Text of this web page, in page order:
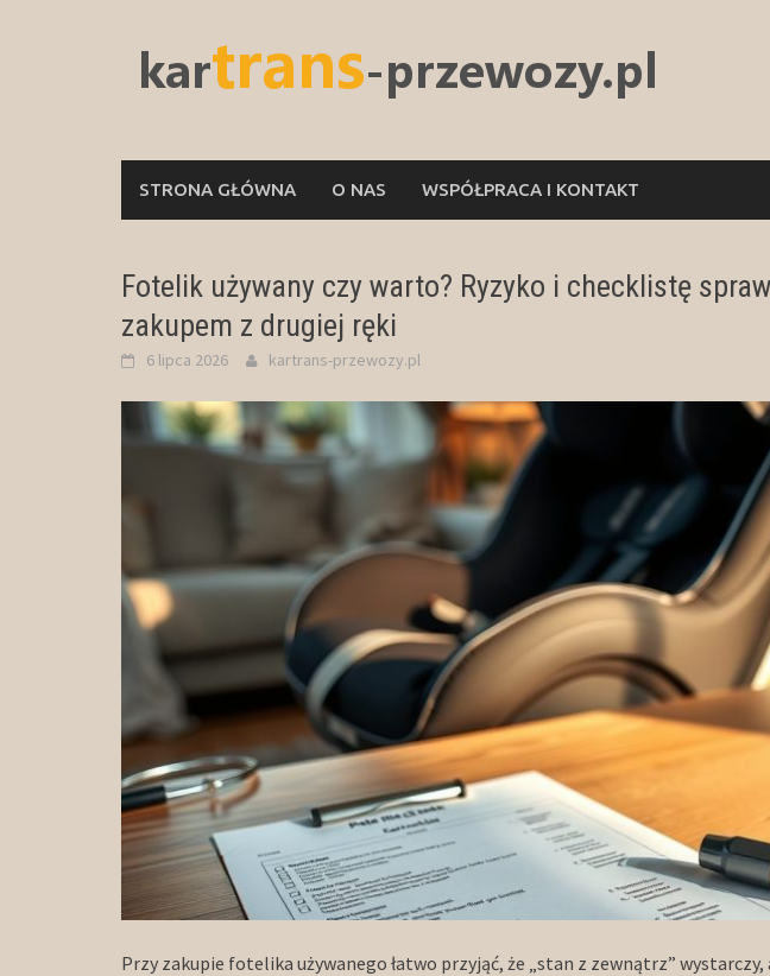
STRONA GŁÓWNA O NAS WSPÓŁPRACA I KONTAKT
Fotelik używany czy warto? Ryzyko i checklistę
zakupem z drugiej ręki
6 lipca 2026 kartrans-przewozy.pl
Przy zakupie fotelika używanego łatwo przyjąć, że „stan z zewnątrz”